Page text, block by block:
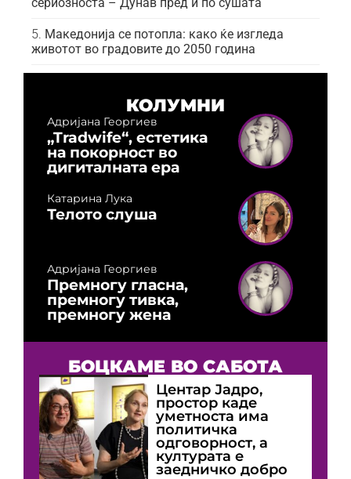
Македонија се потопла: како ќе изгледа
животот во градовите до 2050 година
КОЛУМНИ
Адријана Георгиев
„Tradwife“, естетика
на покорност во
дигиталната ера
Катарина Лука
Телото слуша
Адријана Георгиев
Премногу гласна,
премногу тивка,
премногу жена
БОЦКАМЕ ВО САБОТА
Центар Јадро,
простор каде
уметноста има
политичка
одговорност, а
културата е
заедничко добро